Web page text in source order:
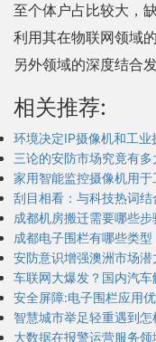
至个体户占比较大，
利用其在物联网领域
另外领域的深度结合发
相关推荐:
环境决定IP摄像机和工业
三论的安防市场究竟有多
家用智能监控摄像机用
刮目相看：与科技热词
成都机房搬迁需要哪些步
成都电子围栏有哪些类型
安防意识增强澳洲市场
车联网大爆发？国内汽
安全屏障:电子围栏应用
智慧城市举足轻重遇到
大数据在报警运营服务